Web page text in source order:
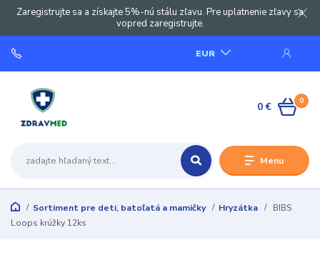
Zaregistrujte sa a získajte 5%-nú stálu zľavu. Pre uplatnenie zľavy sa
vopred zaregistrujte.
Menu
EUR
0
0 €
Sortiment pre deti, batoľatá a mamičky Hryzátka
BIBS
Loops krúžky 12ks